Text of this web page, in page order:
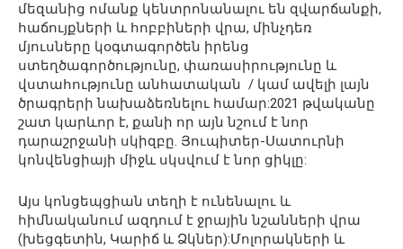
մեզանից ոմանք կենտրոնանալու են զվարճանքի,
հաճույքների և հոբբիների վրա, մինչդեռ
մյուսները կօգտագործեն իրենց
ստեղծագործությունը, փառասիրությունը և
վստահությունը անհատական ​​ / կամ ավելի լայն
ծրագրերի նախաձեռնելու համար:2021 թվականը
շատ կարևոր է, քանի որ այն նշում է նոր
դարաշրջանի սկիզբը. Յուպիտեր-Սատուրնի
կոնվենցիայի միջև սկսվում է նոր ցիկլը:
Այս կոնցեպցիան տեղի է ունենալու և
հիմնականում ազդում է ջրային նշանների վրա
(խեցգետին, Կարիճ և Ձկներ):Մոլորակների և